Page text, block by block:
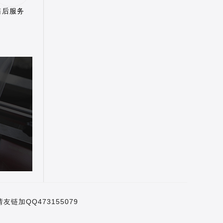
后服务
链加QQ473155079